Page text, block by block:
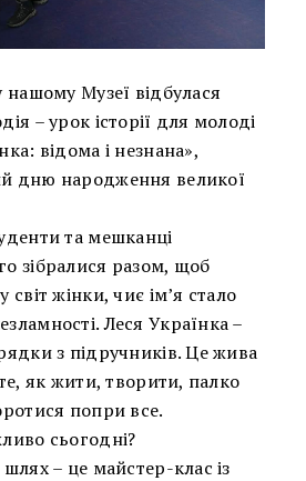
нашому Музеї відбулася
– урок історії для молоді
відома і незнана»,
дню народження великої
та мешканці
зібралися разом, щоб
світ жінки, чиє ім’я стало
Леся Українка –
з підручників. Це жива
як жити, творити, палко
попри все.
сьогодні?
– це майстер-клас із